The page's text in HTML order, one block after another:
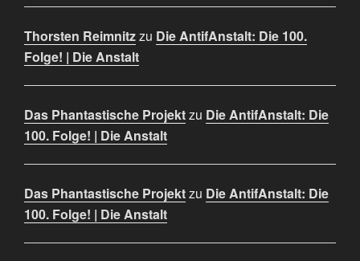
Thorsten Reimnitzzu Die AntifAnstalt: Die 100.
Folge! | Die Anstalt
Das Phantastische Projektzu Die AntifAnstalt: Die
100. Folge! | Die Anstalt
Das Phantastische Projektzu Die AntifAnstalt: Die
100. Folge! | Die Anstalt